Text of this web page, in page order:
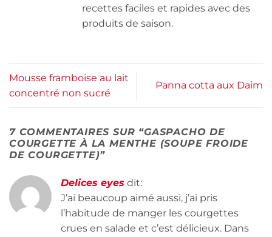
recettes faciles et rapides avec des
produits de saison.
Mousse framboise au lait
concentré non sucré
Panna cotta aux Daim
7 COMMENTAIRES SUR “GASPACHO DE
COURGETTE À LA MENTHE (SOUPE FROIDE
DE COURGETTE)”
Delices eyes dit:
J’ai beaucoup aimé aussi, j’ai pris
l’habitude de manger les courgettes
crues en salade et c’est délicieux. Dans